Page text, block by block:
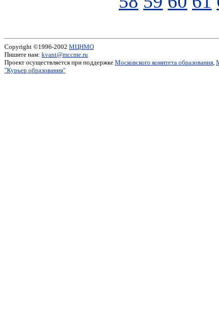
Copyright ©1996-2002 МЦНМО
Пишите нам: kvant@mccme.ru
Проект осуществляется при поддержке Московского комитета образования,
"Курьер образования"